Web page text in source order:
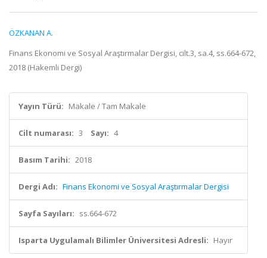
ÖZKANAN A.
Finans Ekonomi ve Sosyal Araştırmalar Dergisi, cilt.3, sa.4, ss.664-672,
2018 (Hakemli Dergi)
Yayın Türü: Makale / Tam Makale
Cilt numarası: 3 Sayı: 4
Basım Tarihi: 2018
Dergi Adı: Finans Ekonomi ve Sosyal Araştırmalar Dergisi
Sayfa Sayıları: ss.664-672
Isparta Uygulamalı Bilimler Üniversitesi Adresli: Hayır